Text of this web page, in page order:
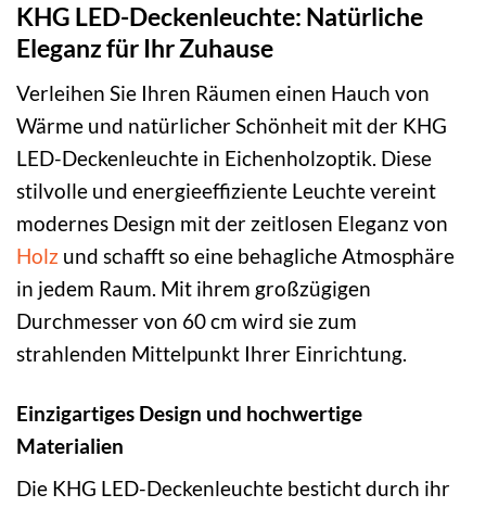
KHG LED-Deckenleuchte: Natürliche
Eleganz für Ihr Zuhause
Verleihen Sie Ihren Räumen einen Hauch von
Wärme und natürlicher Schönheit mit der KHG
LED-Deckenleuchte in Eichenholzoptik. Diese
stilvolle und energieeffiziente Leuchte vereint
modernes Design mit der zeitlosen Eleganz von
Holz und schafft so eine behagliche Atmosphäre
in jedem Raum. Mit ihrem großzügigen
Durchmesser von 60 cm wird sie zum
strahlenden Mittelpunkt Ihrer Einrichtung.
Einzigartiges Design und hochwertige
Materialien
Die KHG LED-Deckenleuchte besticht durch ihr